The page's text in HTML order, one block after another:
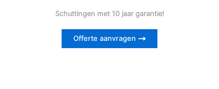
Schuttingen met 10 jaar garantie!
Offerte aanvragen